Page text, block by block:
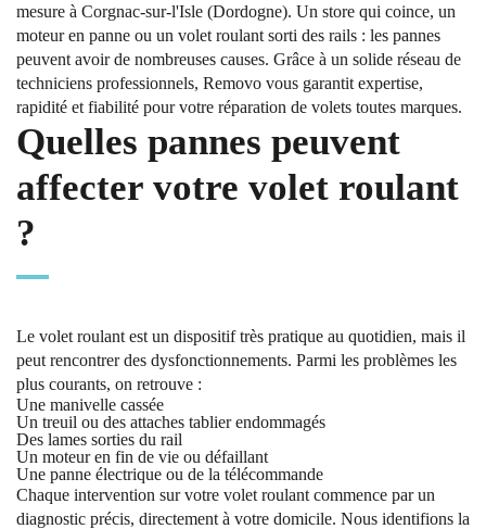
mesure à Corgnac-sur-l'Isle (Dordogne). Un store qui coince, un
moteur en panne ou un volet roulant sorti des rails : les pannes
peuvent avoir de nombreuses causes. Grâce à un solide réseau de
techniciens professionnels, Removo vous garantit expertise,
rapidité et fiabilité pour votre réparation de volets toutes marques.
Quelles pannes peuvent
affecter votre volet roulant
?
Le volet roulant est un dispositif très pratique au quotidien, mais il
peut rencontrer des dysfonctionnements. Parmi les problèmes les
plus courants, on retrouve :
Une manivelle cassée
Un treuil ou des attaches tablier endommagés
Des lames sorties du rail
Un moteur en fin de vie ou défaillant
Une panne électrique ou de la télécommande
Chaque intervention sur votre volet roulant commence par un
diagnostic précis, directement à votre domicile. Nous identifions la